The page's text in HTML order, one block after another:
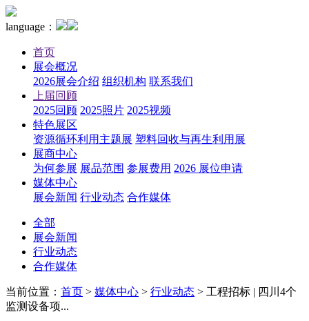
language：
首页
展会概况
2026展会介绍 组织机构 联系我们
上届回顾
2025回顾 2025照片 2025视频
特色展区
资源循环利用主题展 塑料回收与再生利用展
展商中心
为何参展 展品范围 参展费用 2026 展位申请
媒体中心
展会新闻 行业动态 合作媒体
全部
展会新闻
行业动态
合作媒体
当前位置： 首页 > 媒体中心 > 行业动态 > 工程招标 | 四川4个
监测设备项...